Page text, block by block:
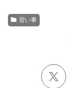
習い事